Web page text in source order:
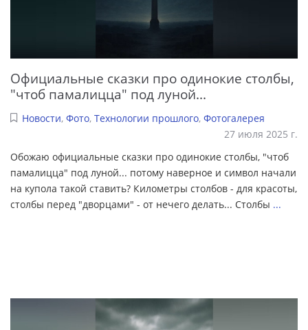
Официальные сказки про одинокие столбы,
"чтоб памалицца" под луной...
Новости, Фото, Технологии прошлого, Фотогалерея
27 июля 2025 г.
Обожаю официальные сказки про одинокие столбы, "чтоб
памалицца" под луной... потому наверное и символ начали
на купола такой ставить? Километры столбов - для красоты,
столбы перед "дворцами" - от нечего делать... Столбы ...